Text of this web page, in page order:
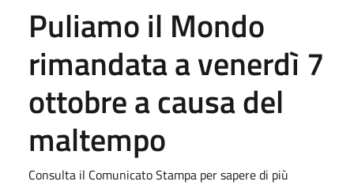
Puliamo il Mondo
rimandata a venerdì 7
ottobre a causa del
maltempo
Consulta il Comunicato Stampa per sapere di più